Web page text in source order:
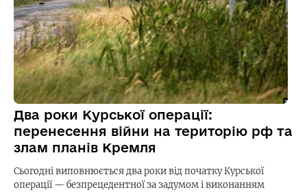
Два роки Курської операції:
перенесення війни на територію рф та
злам планів Кремля
Сьогодні виповнюється два роки від початку Курської
операції — безпрецедентної за задумом і виконанням